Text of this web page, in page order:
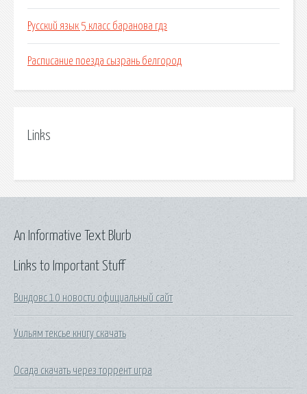
Русский язык 5 класс баранова гдз
Расписание поезда сызрань белгород
Links
Links to Important Stuff
Виндовс 10 новости официальный сайт
Уильям тексье книгу скачать
Осада скачать через торрент игра
An Informative Text Blurb